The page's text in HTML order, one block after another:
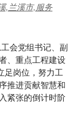
,兰溪市,服务
会党组书记、副
、重点工程建设
足岗位，努力工
推进贡献智慧和
紧张的倒计时阶